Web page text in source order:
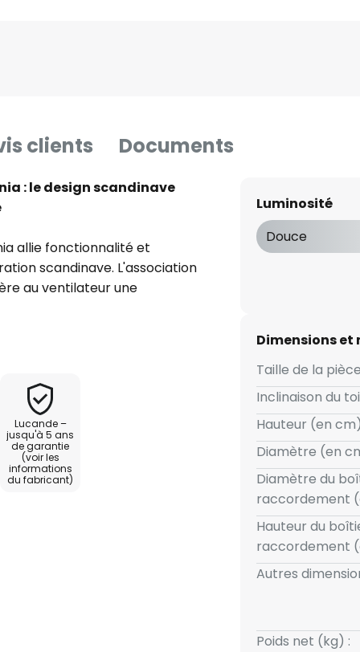
clients Documents
: le design scandinave
allie fonctionnalité et
scandinave. L'association
au ventilateur une
le contraste entre le noir et
salons et salles à
une fonction CCT flexible
de lumière : blanc
K) et lumière similaire à la
la télécommande fournie, la
occasion. Ce ventilateur de
économe en énergie avec
ainsi un élément
Lucande –
jusqu'à 5 ans
de garantie
(voir les
informations
du fabricant)
Luminosité
Douce
Dimensions
Taille de la
Inclinaison du
Hauteur (en
Diamètre (en
Diamètre du
raccordement
Hauteur du
raccordement
Autres
Poids net (kg) :